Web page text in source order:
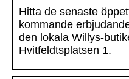
Hitta de senaste
kommande
den lokala Willys-
Hvitfeldtsplatsen 1.